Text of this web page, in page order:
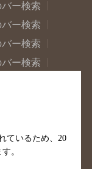
ー検索
ー検索
ー検索
ー検索
バー検索
ー検索
ー検索
ているため、 20
。